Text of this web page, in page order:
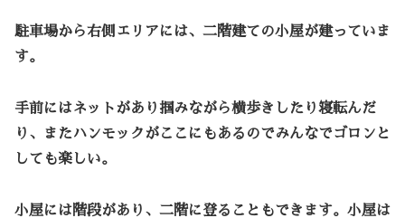
駐車場から右側エリアには、二階建ての小屋が建っていま
す。
手前にはネットがあり掴みながら横歩きしたり寝転んだ
り、またハンモックがここにもあるのでみんなでゴロンと
しても楽しい。
小屋には階段があり、二階に登ることもできます。小屋は